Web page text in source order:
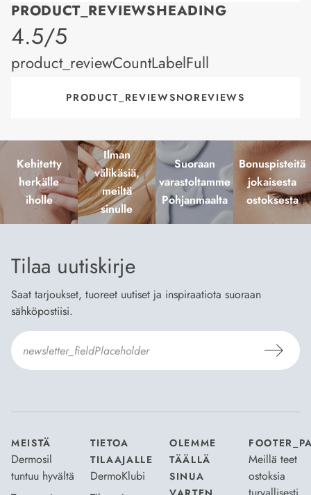
PRODUCT_REVIEWSHEADING
product_rating
4.5/5
product_reviewCountLabelFull
PRODUCT_REVIEWSNOREVIEWS
Kehitetty
herkälle
iholle
Ilman
välikäsiä,
meiltä
sinulle
Suoraan
varastoltamme
Pohjanmaalta
Bonuspisteitä
jokaisesta
ostoksesta
Tilaa uutiskirje
Saat tarjoukset, tuoreet uutiset ja inspiraatiota suoraan
sähköpostiisi.
MEISTÄ
Dermosil
tuntuu hyvältä
TIETOA
TILAAJALLE
DermoKlubi
OLEMME
TÄÄLLÄ
SINUA
Meillä teet
ostoksia